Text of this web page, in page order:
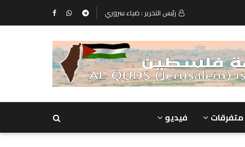
رئيس التحرير : ضياء سروري
متفرقات فيديو